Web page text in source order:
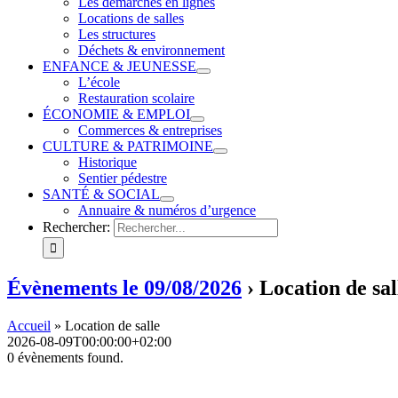
Locations de salles
Les structures
Déchets & environnement
ENFANCE & JEUNESSE
L’école
Restauration scolaire
ÉCONOMIE & EMPLOI
Commerces & entreprises
CULTURE & PATRIMOINE
Historique
Sentier pédestre
SANTÉ & SOCIAL
Annuaire & numéros d’urgence
Rechercher:
Évènements le 09/08/2026 › Location de
Accueil » Location de salle
2026-08-09T00:00:00+02:00
0 évènements found.